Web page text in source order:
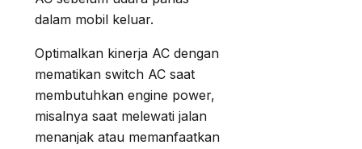
dalam mobil keluar.
Optimalkan kinerja AC dengan
mematikan switch AC saat
membutuhkan engine power,
misalnya saat melewati jalan
menanjak atau memanfaatkan